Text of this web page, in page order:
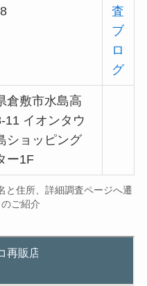
査
ブ
ロ
グ
倉敷市水島高
11 イオンタウ
ショッピング
ー1F
と住所、詳細調査ページへ遷
ご紹介